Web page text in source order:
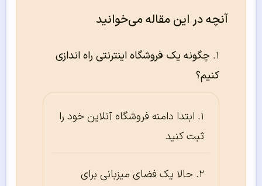
آنچه در این مقاله می‌خوانید
چگونه یک فروشگاه اینترنتی راه اندازی
کنیم؟
ابتدا دامنه فروشگاه آنلاین خود را
ثبت کنید
حالا یک فضای میزبانی برای